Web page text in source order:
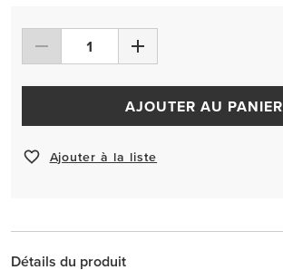
AJOUTER AU PANIER
Ajouter à la liste
Détails du produit